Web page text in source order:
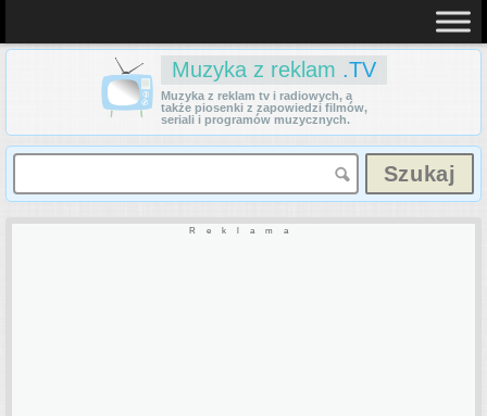
Muzyka z reklam .TV
Muzyka z reklam tv i radiowych, a
także piosenki z zapowiedzi filmów,
seriali i programów muzycznych.
Reklama